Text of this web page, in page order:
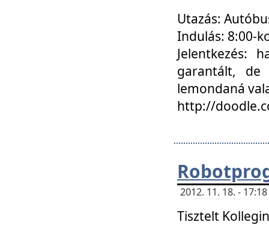
Utazás:
Indulás: 8:00-
Jelentkezés:
garantált, de
lemondaná
http://
2012. 11. 18. -
Tisztelt